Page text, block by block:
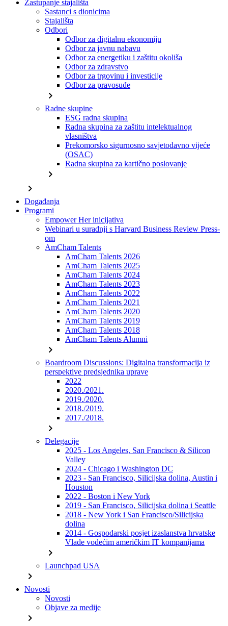
Zastupanje stajališta
Sastanci s dionicima
Stajališta
Odbori
Odbor za digitalnu ekonomiju
Odbor za javnu nabavu
Odbor za energetiku i zaštitu okoliša
Odbor za zdravstvo
Odbor za trgovinu i investicije
Odbor za pravosuđe
chevron_right
Radne skupine
ESG radna skupina
Radna skupina za zaštitu intelektualnog
vlasništva
Prekomorsko sigurnosno savjetodavno vijeće
(OSAC)
Radna skupina za kartično poslovanje
chevron_right
chevron_right
Događanja
Programi
Empower Her inicijativa
Webinari u suradnji s Harvard Business Review Press-
om
AmCham Talents
AmCham Talents 2026
AmCham Talents 2025
AmCham Talents 2024
AmCham Talents 2023
AmCham Talents 2022
AmCham Talents 2021
AmCham Talents 2020
AmCham Talents 2019
AmCham Talents 2018
AmCham Talents Alumni
chevron_right
Boardroom Discussions: Digitalna transformacija iz
perspektive predsjednika uprave
2022
2020./2021.
2019./2020.
2018./2019.
2017./2018.
chevron_right
Delegacije
2025 - Los Angeles, San Francisco & Silicon
Valley
2024 - Chicago i Washington DC
2023 - San Francisco, Silicijska dolina, Austin i
Houston
2022 - Boston i New York
2019 - San Francisco, Silicijska dolina i Seattle
2018 - New York i San Francisco/Silicijska
dolina
2014 - Gospodarski posjet izaslanstva hrvatske
Vlade vodećim američkim IT kompanijama
chevron_right
Launchpad USA
chevron_right
Novosti
Novosti
Objave za medije
chevron_right